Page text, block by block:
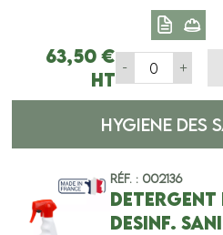
63,50 €
HT
- +
HYGIENE DES
Réf. : 002136
DETERGENT
DESINF.